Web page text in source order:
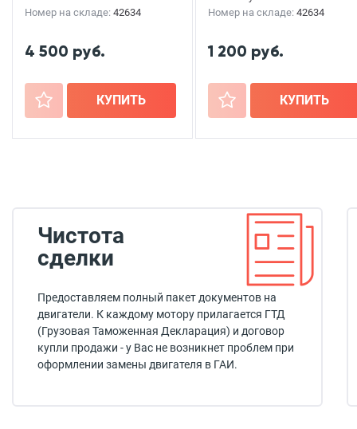
Номер на складе: 42634
4 500 руб.
+ КУПИТЬ
Номер на складе: 42634
1 200 руб.
+ КУПИТЬ
Чистота
сделки
Предоставляем полный пакет документов на
двигатели. К каждому мотору прилагается ГТД
(Грузовая Таможенная Декларация) и договор
купли продажи - у Вас не возникнет проблем при
оформлении замены двигателя в ГАИ.